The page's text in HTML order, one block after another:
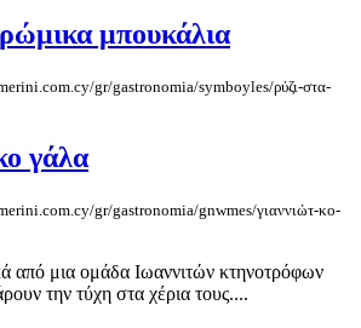
μπουκάλια
gr/gastronomia/symboyles/ρύζι-στα-
γάλα
gr/gastronomia/gnwmes/γιαννιώτ-κο-
από μια ομάδα Ιωαννιτών κτηνοτρόφων
την τύχη στα χέρια τους....